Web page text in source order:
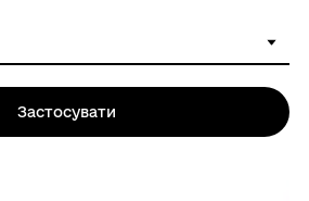
Застосувати